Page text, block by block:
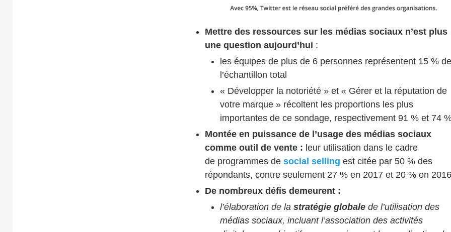
Mettre des ressources sur les médias sociaux n’est plus
une question aujourd’hui :
les équipes de plus de 6 personnes représentent 15 % de
l’échantillon total
« Développer la notoriété » et « Gérer et la réputation de
votre marque » récoltent les proportions les plus
importantes de ce sondage, respectivement 91 % et 74
Montée en puissance de l’usage des médias sociaux
comme outil de vente : leur utilisation dans le cadre
de programmes de social selling est citée par 50 % des
répondants, contre seulement 27 % en 2017 et 20 % en
De nombreux défis demeurent :
l’élaboration de la stratégie globalede l’utilisation des
médias sociaux, incluant l’association des activités